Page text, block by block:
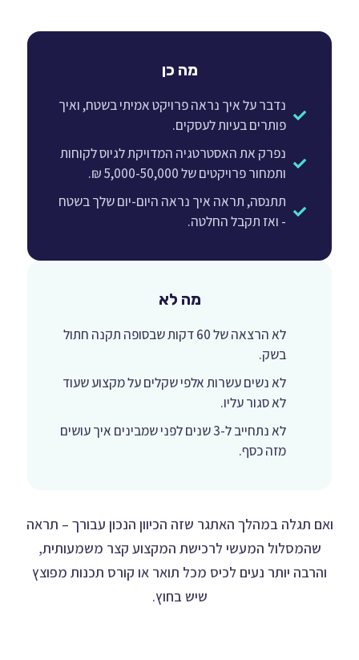
מה כן
נדבר על איך נראה פרויקט אמיתי בשטח, ואיך
פותרים בעיות לעסקים.
נפרק את האסטרטגיה המדויקת לגיוס לקוחות
ותמחור פרויקטים של 5,000-50,000 ₪.
תתנסה, תראה איך נראה היום-יום שלך בשטח
- ואז תקבל החלטה.
מה לא
לא הרצאה של 60 דקות שבסופה תקנה חתול
בשק.
לא נשים עשרות אלפי שקלים על מקצוע שעוד
לא סגור עליו.
לא נתחייב ל-3 שנים לפני שמבינים איך עושים
מזה כסף.
ואם תגלה במהלך האתגר שזה הכיוון הנכון עבורך – תראה
שהמסלול המעשי לרכישת המקצוע קצר משמעותית,
והרבה יותר נעים לכיס מכל תואר או קורס תכנות מפוצץ
שיש בחוץ.